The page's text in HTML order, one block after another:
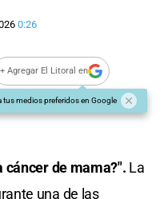
0:26
+ Agregar El Litoral en
tus medios preferidos en Google
cáncer de mama?". La
una de las